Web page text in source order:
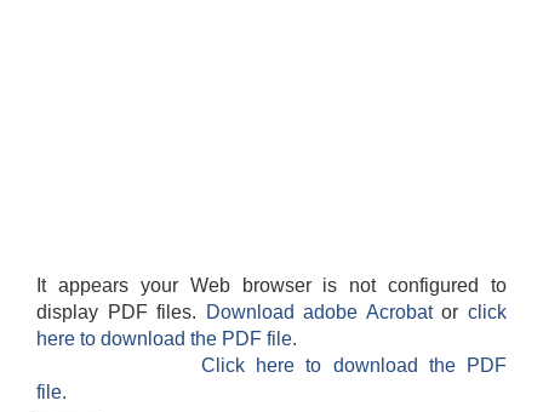
It appears your Web browser is not configured to
display PDF files.
Download adobe Acrobatorclick
here to download the PDF file.
Click here to download the PDF
file.